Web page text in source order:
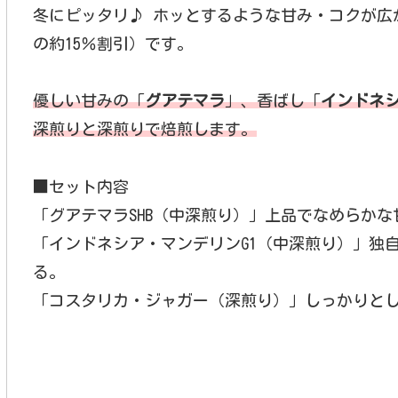
冬にピッタリ♪ ホッとするような甘み・コクが
の約15％割引）です。
優しい甘みの「グアテマラ」、香ばし「インドネ
深煎りと深煎りで焙煎します。
■セット内容
「グアテマラSHB（中深煎り）」上品でなめらか
「インドネシア・マンデリンG1（中深煎り）」独
る。
「コスタリカ・ジャガー（深煎り）」しっかり